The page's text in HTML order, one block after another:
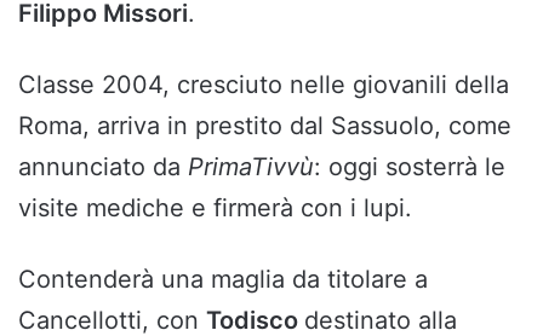
Filippo Missori.
Classe 2004, cresciuto nelle giovanili della
Roma, arriva in prestito dal Sassuolo, come
annunciato da PrimaTivvù: oggi sosterrà le
visite mediche e firmerà con i lupi.
Contenderà una maglia da titolare a
Cancellotti, con Todisco destinato alla